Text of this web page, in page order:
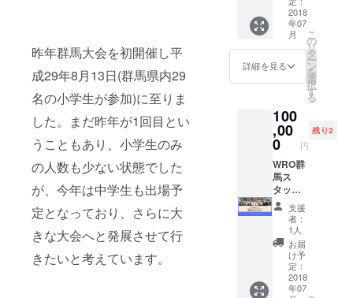
昨年群馬大会を初開催し平
成29年8月13日(群馬県内29
名の小学生が参加)に至りま
した。まだ昨年が1回目とい
うこともあり、小学生のみ
の人数も少ない状態でした
が、今年は中学生も出場予
定となっており、さらに大
きな大会へと発展させて行
きたいと考えています。
どうしても
資金が必要
です。ご支
お願いいた
ラミン
グ教室
ロボ団
の無料
体験チ
す。
名前掲
載 8月5
日に実
施の
WRO群
馬大会
の支援
て、
web
ページ
にお名
前を記
載させ
て頂き
ます。
2018
年07
月
詳細を見る
こ
の
リ
タ
ー
ン
を
選
択
す
る
100
,00
0 円
残り2
WRO群
馬ス
タッフ
出張イ
ベント
開催
（3h程
度/回）
WRO群
馬メン
バーが
支援
者：
1人
お届
け予
定：
2018
年07